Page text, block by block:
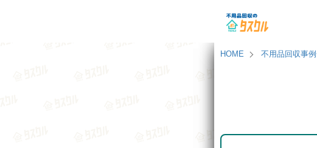
HOME 不用品回収事